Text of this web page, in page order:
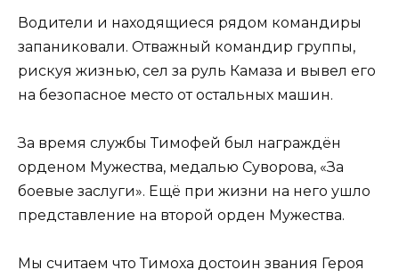
Водители и находящиеся рядом командиры
запаниковали. Отважный командир группы,
рискуя жизнью, сел за руль Камаза и вывел его
на безопасное место от остальных машин.
За время службы Тимофей был награждён
орденом Мужества, медалью Суворова, «За
боевые заслуги». Ещё при жизни на него ушло
представление на второй орден Мужества.
Мы считаем что Тимоха достоин звания Героя